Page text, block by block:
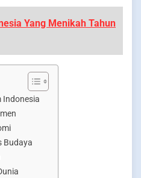
Yang Menikah Tahun
Indonesia
Budaya